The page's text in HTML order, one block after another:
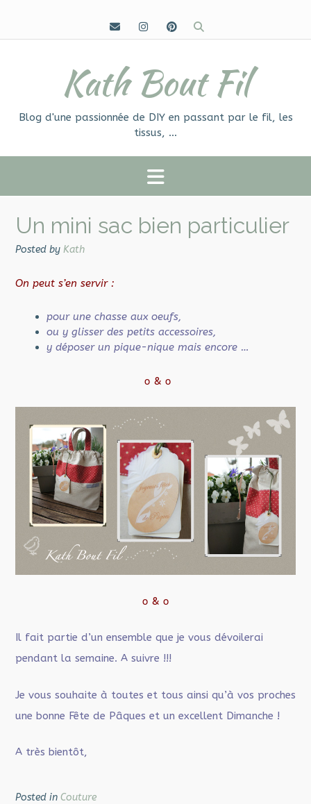
content
Kath Bout Fil
Blog d'une passionnée de DIY en passant par le fil, les
tissus, …
Un mini sac bien particulier
Posted by Kath
On peut s’en servir :
pour une chasse aux oeufs,
ou y glisser des petits accessoires,
y déposer un pique-nique mais encore …
ο & ο
ο & ο
Il fait partie d’un ensemble que je vous dévoilerai
pendant la semaine. A suivre !!!
Je vous souhaite à toutes et tous ainsi qu’à vos proches
une bonne Fête de Pâques et un excellent Dimanche !
A très bientôt,
Posted in Couture